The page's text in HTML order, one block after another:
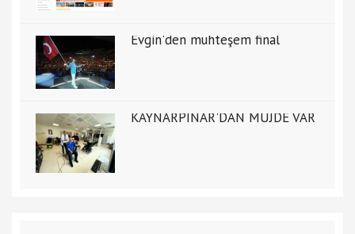
Evgin'den muhteşem final
KAYNARPINAR'DAN MÜJDE VAR